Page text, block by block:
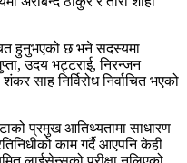
हुनुभएको छ भने सदस्यमा
उदय भट्टराई, निरन्जन
साह निर्विरोध निर्वाचित भएको
प्रमुख आतिथ्यतामा साधारण
काम गर्दै आएपनि केही